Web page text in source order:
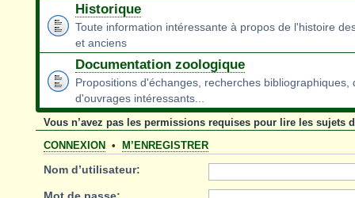
Historique
Toute information intéressante à propos de l'histoire
et anciens
Documentation zoologique
Propositions d'échanges, recherches bibliographiques,
d'ouvrages intéressants...
Vous n’avez pas les permissions requises pour lire les sujets
CONNEXION • M’ENREGISTRER
Nom d’utilisateur: